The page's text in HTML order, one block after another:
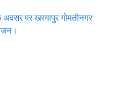
अवसर पर खरगापुर गोमतीनगर